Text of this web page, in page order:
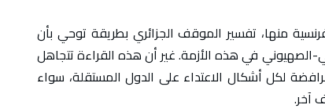
منها، تفسير الموقف الجزائري بطريقة توحي بأن
في هذه الأزمة. غير أن هذه القراءة تتجاهل
لكل أشكال الاعتداء على الدول المستقلة، سواء
آخر.